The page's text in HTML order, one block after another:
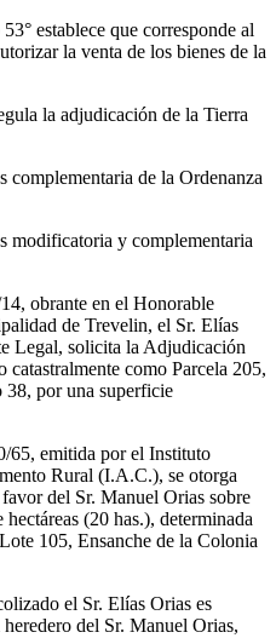
establece que corresponde al
la venta de los bienes de la
la adjudicación de la Tierra
complementaria de la Ordenanza
modificatoria y complementaria
obrante en el Honorable
de Trevelin, el Sr. Elías
Legal, solicita la Adjudicación
como Parcela 205,
por una superficie
65, emitida por el Instituto
Rural (I.A.C.), se otorga
del Sr. Manuel Orias sobre
(20 has.), determinada
105, Ensanche de la Colonia
el Sr. Elías Orias es
del Sr. Manuel Orias,